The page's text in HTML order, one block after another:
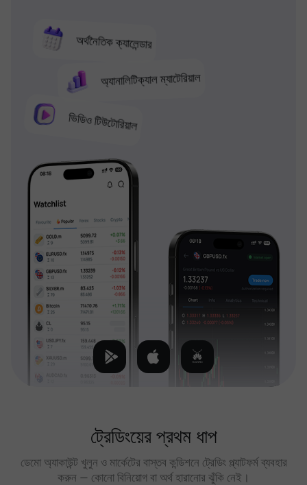
অর্থনৈতিক ক্যালেন্ডার
অ্যানালিটিক্যাল ম্যাটেরিয়াল
ভিডিও টিউটোরিয়াল
ট্রেডিংয়ের প্রথম ধাপ
ডেমো অ্যাকাউন্ট খুলুন ও মার্কেটের বাস্তব কন্ডিশনে ট্রেডিং প্ল্যাটফর্ম ব্যবহার
করুন — কোনো বিনিয়োগ বা অর্থ হারানোর ঝুঁকি নেই।